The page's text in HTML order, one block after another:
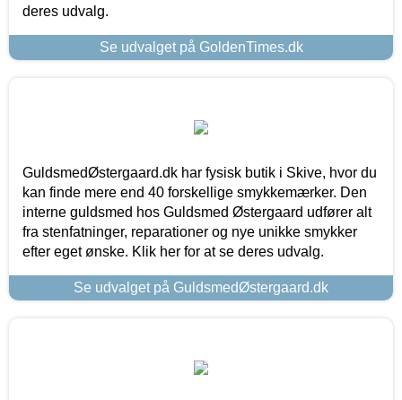
deres udvalg.
Se udvalget på GoldenTimes.dk
GuldsmedØstergaard.dk har fysisk butik i Skive, hvor du
kan finde mere end 40 forskellige smykkemærker. Den
interne guldsmed hos Guldsmed Østergaard udfører alt
fra stenfatninger, reparationer og nye unikke smykker
efter eget ønske. Klik her for at se deres udvalg.
Se udvalget på GuldsmedØstergaard.dk